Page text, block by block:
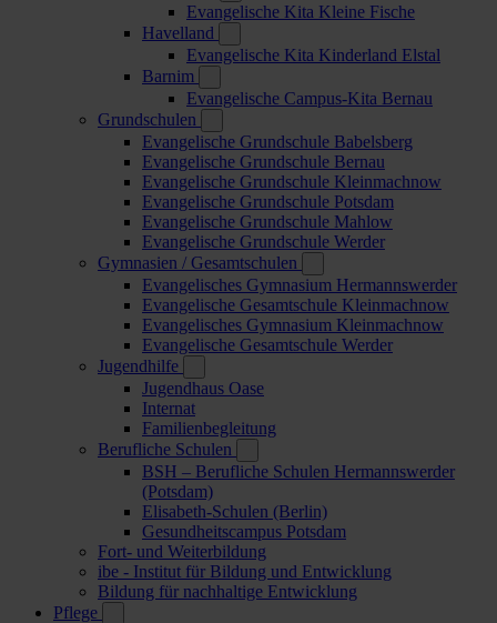
Evangelische Kita Kleine Fische
Havelland
Evangelische Kita Kinderland Elstal
Barnim
Evangelische Campus-Kita Bernau
Grundschulen
Evangelische Grundschule Babelsberg
Evangelische Grundschule Bernau
Evangelische Grundschule Kleinmachnow
Evangelische Grundschule Potsdam
Evangelische Grundschule Mahlow
Evangelische Grundschule Werder
Gymnasien / Gesamtschulen
Evangelisches Gymnasium Hermannswerder
Evangelische Gesamtschule Kleinmachnow
Evangelisches Gymnasium Kleinmachnow
Evangelische Gesamtschule Werder
Jugendhilfe
Jugendhaus Oase
Internat
Familienbegleitung
Berufliche Schulen
BSH – Berufliche Schulen Hermannswerder
(Potsdam)
Elisabeth-Schulen (Berlin)
Gesundheitscampus Potsdam
Fort- und Weiterbildung
ibe - Institut für Bildung und Entwicklung
Bildung für nachhaltige Entwicklung
Pflege